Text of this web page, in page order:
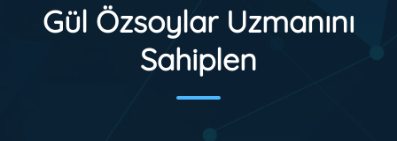
Gül Özsoylar Uzmanını
Sahiplen